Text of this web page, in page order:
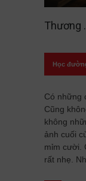
Thương
Học
Có những
Cũng
không
ảnh cuối
mỉm cười.
rất nhẹ.